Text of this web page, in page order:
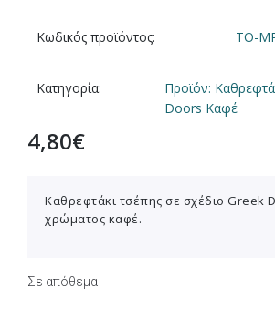
Κωδικός προϊόντος: TO-
Κατηγορία:
Προϊόν:
Doors Καφέ
4,80€
Καθρεφτάκι τσέπης σε σχέδιο Greek
χρώματος καφέ.
Σε απόθεμα